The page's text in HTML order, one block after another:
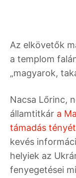
Az elkövetők
a templom
„magyarok,
Nacsa Lőrinc,
államtitkár a
támadás tényét
kevés
helyiek az
fenyegetései